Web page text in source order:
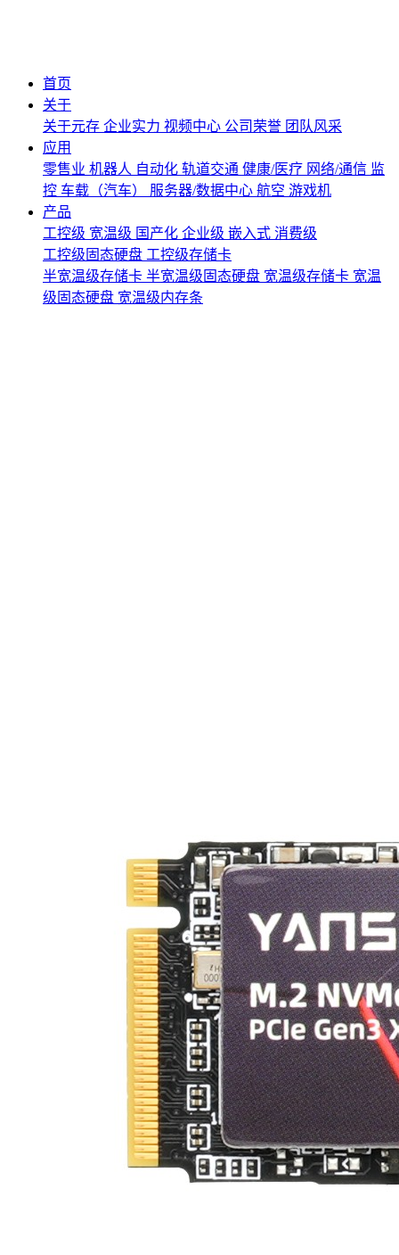
首页
关于
关于元存 企业实力 视频中心 公司荣誉 团队风采
应用
零售业 机器人 自动化 轨道交通 健康/医疗 网络/通信 监
控 车载（汽车） 服务器/数据中心 航空 游戏机
产品
工控级 宽温级 国产化 企业级 嵌入式 消费级
工控级固态硬盘 工控级存储卡
半宽温级存储卡 半宽温级固态硬盘 宽温级存储卡 宽温
级固态硬盘 宽温级内存条